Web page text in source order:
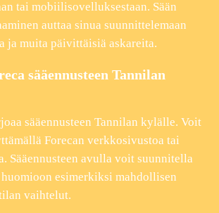
tai mobiilisovelluksestaan. Sään
auttaa sinua suunnittelemaan
ja muita päivittäisiä askareita.
sääennusteen Tannilan
sääennusteen Tannilan kylälle. Voit
Forecan verkkosivustoa tai
Sääennusteen avulla voit suunnitella
esimerkiksi mahdollisen
vaihtelut.